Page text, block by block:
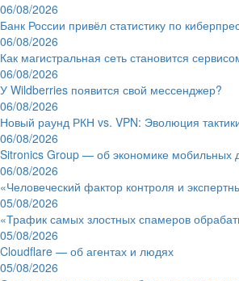
06/08/2026
Банк России привёл статистику по
06/08/2026
Как магистральная сеть становится
06/08/2026
У Wildberries появится свой мессенджер?
06/08/2026
Новый раунд РКН vs. VPN: Эволюция
06/08/2026
Sitronics Group — об экономике мобильных
06/08/2026
«Человеческий фактор контроля и
05/08/2026
«Трафик самых злостных спамеров
05/08/2026
Cloudflare — об агентах и людях
05/08/2026